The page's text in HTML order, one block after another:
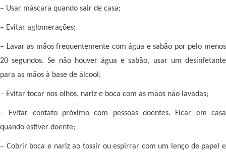
– Usar máscara quando sair de casa;
– Evitar aglomerações;
– Lavar as mãos frequentemente com água e sabão por pelo menos
20 segundos. Se não houver água e sabão, usar um desinfetante
para as mãos à base de álcool;
– Evitar tocar nos olhos, nariz e boca com as mãos não lavadas;
– Evitar contato próximo com pessoas doentes. Ficar em casa
quando estiver doente;
– Cobrir boca e nariz ao tossir ou espirrar com um lenço de papel e